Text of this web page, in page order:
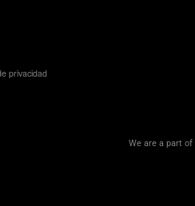
privacidad
We are a part of